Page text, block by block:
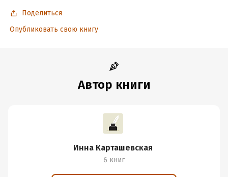
Поделиться
Опубликовать свою книгу
Автор книги
Инна Карташевская
6 книг